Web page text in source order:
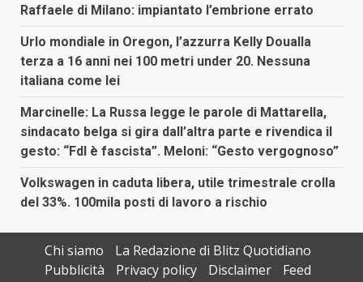
Raffaele di Milano: impiantato l’embrione errato
Urlo mondiale in Oregon, l’azzurra Kelly Doualla
terza a 16 anni nei 100 metri under 20. Nessuna
italiana come lei
Marcinelle: La Russa legge le parole di Mattarella,
sindacato belga si gira dall’altra parte e rivendica il
gesto: “FdI è fascista”. Meloni: “Gesto vergognoso”
Volkswagen in caduta libera, utile trimestrale crolla
del 33%. 100mila posti di lavoro a rischio
Chi siamo
La Redazione di Blitz Quotidiano
Pubblicità
Privacy policy Disclaimer Feed